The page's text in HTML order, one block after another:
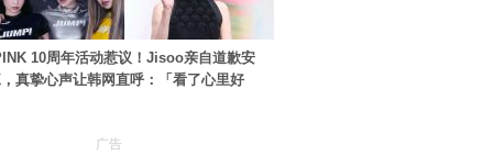
10周年活动惹议！Jisoo亲自道歉安
真挚心声让韩网直呼：「看了心里好
广告